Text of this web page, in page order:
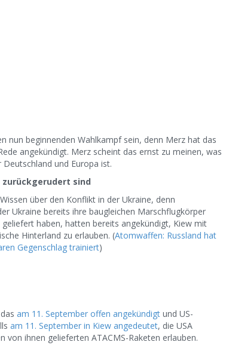
nun beginnenden Wahlkampf sein, denn Merz hat das
angekündigt. Merz scheint das ernst zu meinen, was
und Europa ist.
zurückgerudert sind
über den Konflikt in der Ukraine, denn
Ukraine bereits ihre baugleichen Marschflugkörper
haben, hatten bereits angekündigt, Kiew mit
Hinterland zu erlauben. (Atomwaffen: Russland hat
Gegenschlag trainiert)
am 11. September offen angekündigt und US-
am 11. September in Kiew angedeutet, die USA
von ihnen gelieferten ATACMS-Raketen erlauben.